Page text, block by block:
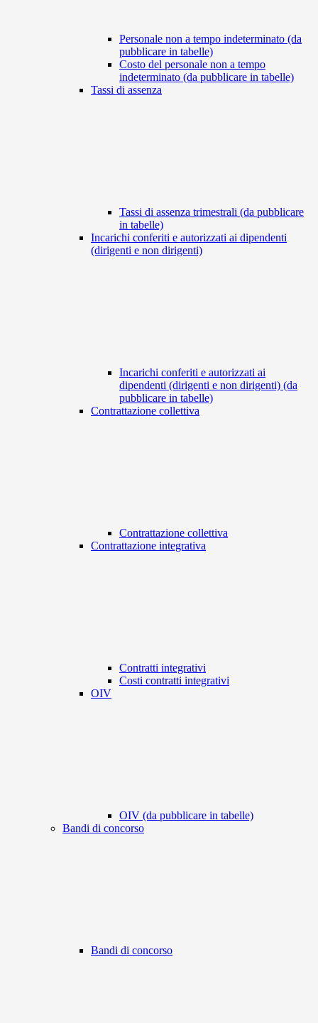
Personale non a tempo indeterminato (da
pubblicare in tabelle)
Costo del personale non a tempo
indeterminato (da pubblicare in tabelle)
Tassi di assenza
Tassi di assenza trimestrali (da pubblicare
in tabelle)
Incarichi conferiti e autorizzati ai dipendenti
(dirigenti e non dirigenti)
Incarichi conferiti e autorizzati ai
dipendenti (dirigenti e non dirigenti) (da
pubblicare in tabelle)
Contrattazione collettiva
Contrattazione collettiva
Contrattazione integrativa
Contratti integrativi
Costi contratti integrativi
OIV
OIV (da pubblicare in tabelle)
Bandi di concorso
Bandi di concorso